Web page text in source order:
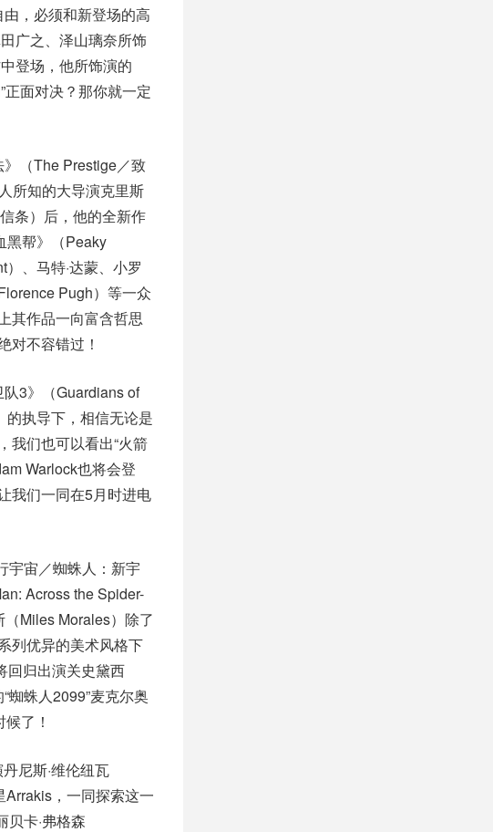
，必须和新登场的高
广之、泽山璃奈所饰
登场，他所饰演的
正面对决？那你就一定
（The Prestige／致
所知的大导演克里斯
条）后，他的全新作
黑帮》（Peaky
、马特·达蒙、小罗
Pugh）等一众
其作品一向富含哲思
对不容错过！
3》（Guardians of
的执导下，相信无论是
我们也可以看出“火箭
Warlock也将会登
我们一同在5月时进电
宇宙／蜘蛛人：新宇
Across the Spider-
Miles Morales）除了
列优异的美术风格下
回归出演关史黛西
蜘蛛人2099”麦克尔奥
了！
尼斯·维伦纽瓦
Arrakis，一同探索这一
卡·弗格森